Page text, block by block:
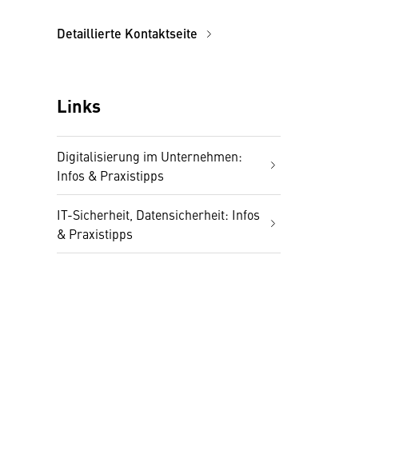
Detaillierte Kontaktseite
Links
Digitalisierung im Unternehmen:
Infos & Praxistipps
IT-Sicherheit, Datensicherheit: Infos
& Praxistipps